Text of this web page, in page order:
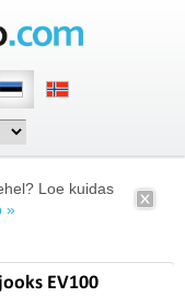
Loe kuidas
»
EV100